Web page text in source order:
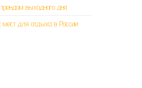
выходного дня
для отдыха в России